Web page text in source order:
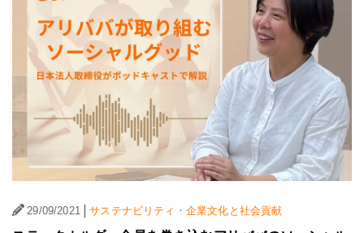
29/09/2021 | サステナビリティ · 企業文化と社会貢献